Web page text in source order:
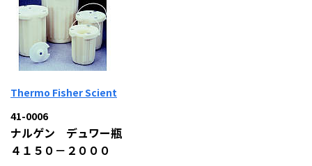
Thermo Fisher Scient
41-0006
ナルゲン デュワー瓶
４１５０－２０００